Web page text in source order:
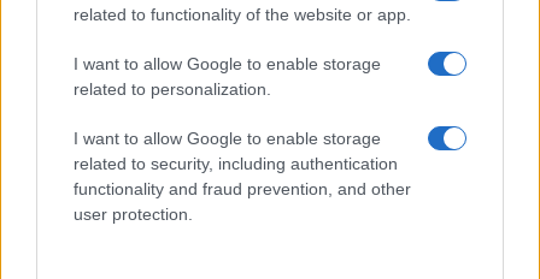
related to functionality of the website or app.
I want to allow Google to enable storage
related to personalization.
I want to allow Google to enable storage
related to security, including authentication
functionality and fraud prevention, and other
user protection.
La macchina usata più affidabile: un investimento che esige
ponderazione
NEWS